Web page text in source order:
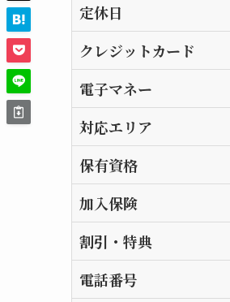
定休日
クレジットカード
電子マネー
対応エリア
保有資格
加入保険
割引・特典
電話番号